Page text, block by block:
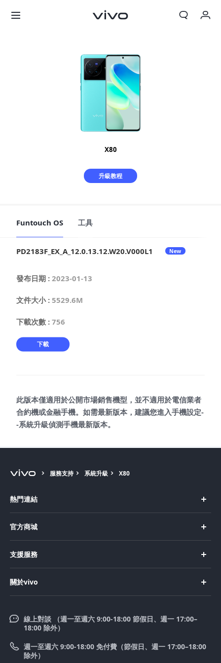
X80
升級教程
Funtouch OS 工具
PD2183F_EX_A_12.0.13.12.W20.V000L1 New
發布日期 :2023-01-13
文件大小:5529.6M
下載次數 :756
下載
此版本僅適用於公開市場銷售機型，並不適用於電信業者
合約機或金融手機。如需最新版本，建議您進入手機設定-
-系統升級偵測手機最新版本。
服務支持 系統升級 X80
熱門連結
X200 Pro
X200
X200 FE
V50 Lite 5G
V50
官方商城
購買手機
購買配件
支援服務
服務中心
Funtouch OS
零配件價格查詢
關於vivo
新聞中心
法律聲明
線上對談 （週一至週六 9:00-18:00 節假日、週一 17:00–
18:00 除外）
週一至週六 9:00-18:00 免付費（節假日、週一 17:00–18:00
除外）